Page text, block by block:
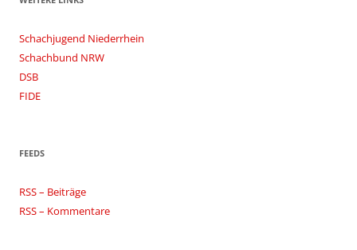
Schachjugend Niederrhein
Schachbund NRW
DSB
FIDE
FEEDS
RSS – Beiträge
RSS – Kommentare